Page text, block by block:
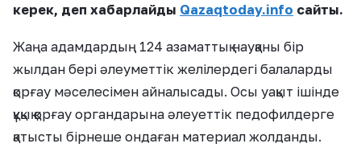
керек, деп хабарлайды Qazaqtoday.info сайты.
Жаңа адамдардың 124 азаматтық науқаны бір
жылдан бері әлеуметтік желілердегі балаларды
қорғау мәселесімен айналысады. Осы уақыт ішінде
құқық қорғау органдарына әлеуеттік педофилдерге
қатысты бірнеше ондаған материал жолданды.